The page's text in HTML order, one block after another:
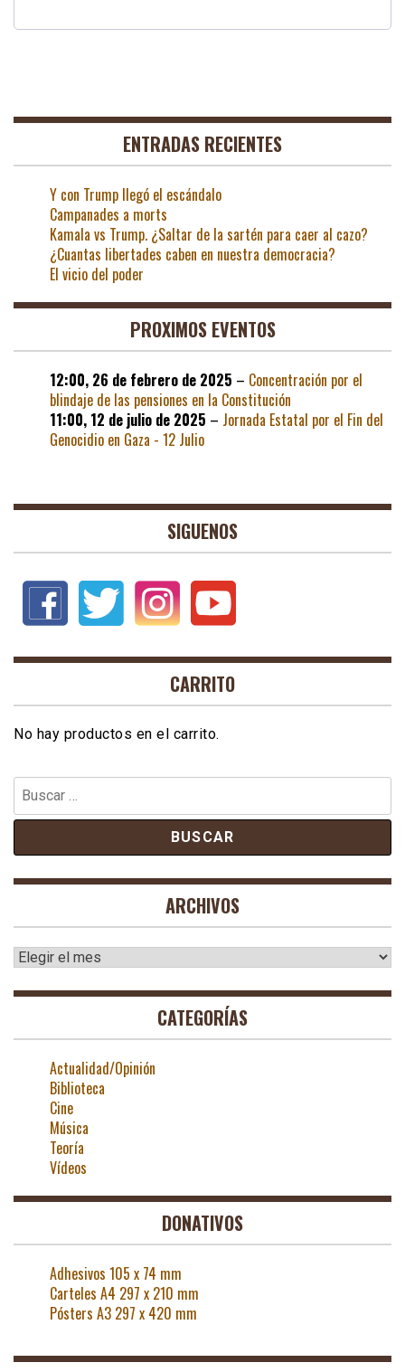
ENTRADAS RECIENTES
Y con Trump llegó el escándalo
Campanades a morts
Kamala vs Trump. ¿Saltar de la sartén para caer al cazo?
¿Cuantas libertades caben en nuestra democracia?
El vicio del poder
PROXIMOS EVENTOS
12:00, 26 de febrero de 2025 – Concentración por el
blindaje de las pensiones en la Constitución
11:00, 12 de julio de 2025 – Jornada Estatal por el Fin del
Genocidio en Gaza - 12 Julio
SIGUENOS
CARRITO
No hay productos en el carrito.
Buscar:
ARCHIVOS
Archivos
CATEGORÍAS
Actualidad/Opinión
Biblioteca
Cine
Música
Teoría
Vídeos
DONATIVOS
Adhesivos 105 x 74 mm
Carteles A4 297 x 210 mm
Pósters A3 297 x 420 mm